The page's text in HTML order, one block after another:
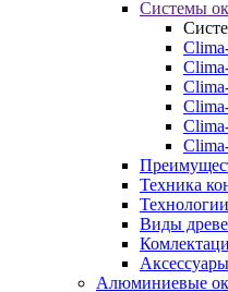
Системы
Техника
Виды
Алюминиевые